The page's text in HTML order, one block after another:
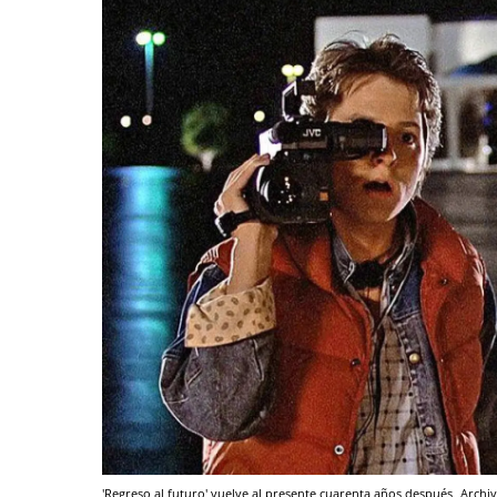
'Regreso al futuro' vuelve al presente cuarenta años después